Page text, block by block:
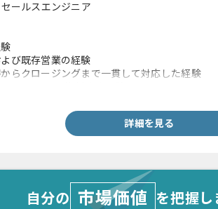
ールスエンジニア
び既存営業の経験
らクロージングまで一貫して対応した経験
詳細を見る
自分の 市場価値 を把握